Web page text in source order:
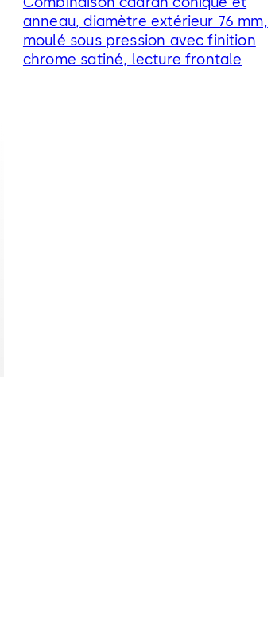
anneau, diamètre extérieur 76 mm,
moulé sous pression avec finition
chrome satiné, lecture frontale